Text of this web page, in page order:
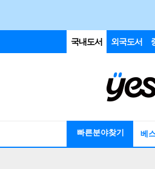
국내도서 외국도서
빠른분야찾기 베